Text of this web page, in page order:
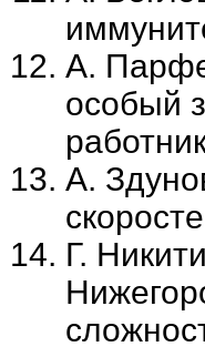
А.
особый
А.
Г.